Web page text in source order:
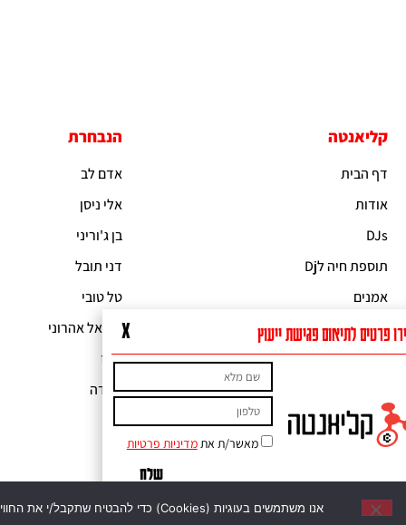
קליאנטה
דף הבית
אודות
DJs
תוספת חיה לDj
אמנים
להקות לאירועים
SOUND ON
הנבחרת
אדם לב
אלי ניסן
בן ג'וריני
דני תובל
טל טובי
ישראל אהרוני
נוייז
ניבדה
השאירו פרטים לתיאום פגישת ייעוץ X
מאשר/ת אתמדיניות פרטיות
אנו משתמשים בעוגיות (Cookies) כדי להבטיח שתקבל/י את החוויה הטובה ביותר באתר שלנו. אם תמשיך/י להשתמש באתר, נניח כי את/ה מרוצה מכך.